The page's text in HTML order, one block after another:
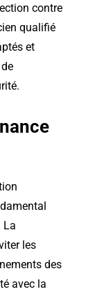
contre
qualifié
et
La
les
des
avec la